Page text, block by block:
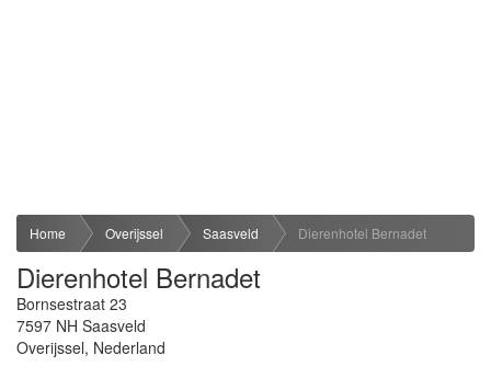
Home Overijssel Saasveld Dierenhotel Bernadet
Dierenhotel Bernadet
Bornsestraat 23
7597 NH Saasveld
Overijssel, Nederland